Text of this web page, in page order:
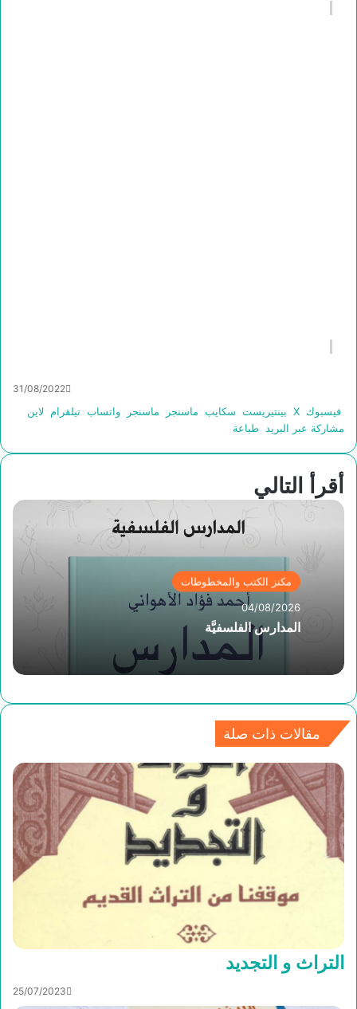
31/08/2022
فيسبوك ‫X بينتيريست سكايب ماسنجر ماسنجر واتساب تيلقرام
لاين
مشاركة عبر البريد
طباعة
أقرأ التالي
مكنز الكتب والمخطوطات
04/08/2026
المدارس الفلسفيَّة
مقالات ذات صلة
التراث و التجديد
25/07/2023